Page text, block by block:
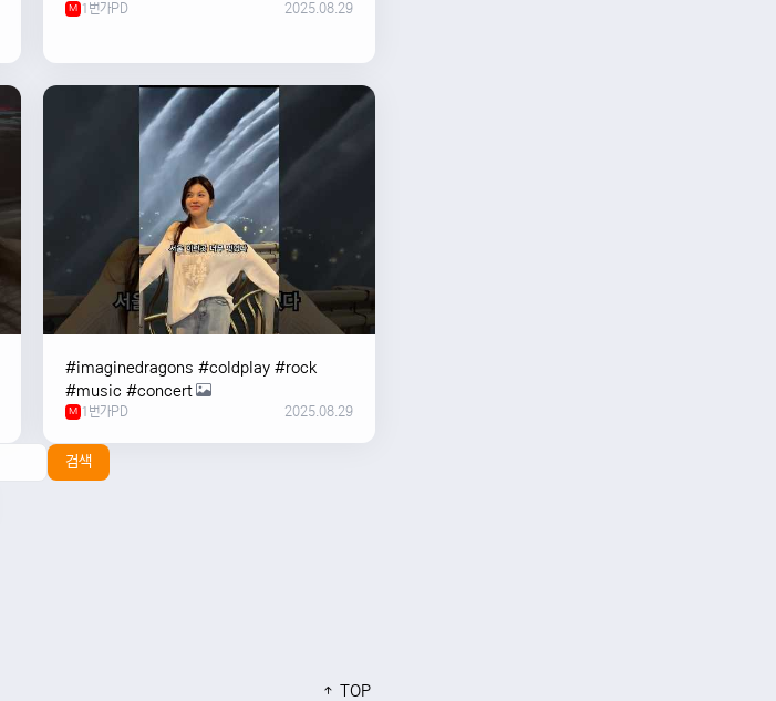
M 1번가PD 2025.08.29
#imaginedragons #coldplay #rock
#music #concert
M 1번가PD 2025.08.29
검색
TOP